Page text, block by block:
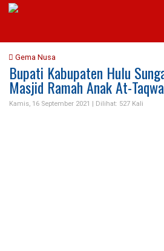
Gema Nusa
Bupati Kabupaten Hulu
Masjid Ramah Anak At-Taqwa
Kamis, 16 September 2021 | Dilihat: 527 Kali